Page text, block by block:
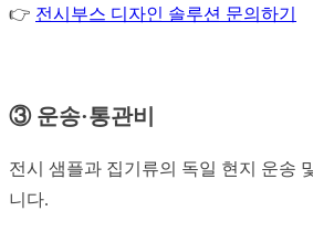
👉 전시부스 디자인 솔루션 문의하기
③ 운송·통관비
전시 샘플과 집기류의 독일 현지 운송
니다.